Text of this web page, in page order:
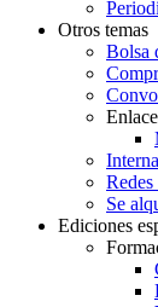
Otros temas
Bolsa
Redes
Se
Ediciones